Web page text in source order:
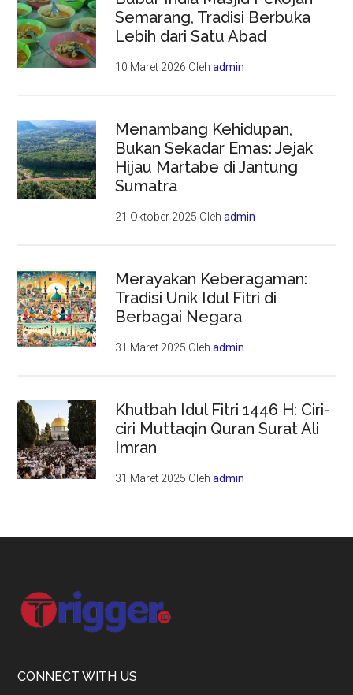
Semarang, Tradisi Berbuka
Lebih dari Satu Abad
10 Maret 2026 Olehadmin
Menambang Kehidupan,
Bukan Sekadar Emas: Jejak
Hijau Martabe di Jantung
Sumatra
21 Oktober 2025 Olehadmin
Merayakan Keberagaman:
Tradisi Unik Idul Fitri di
Berbagai Negara
31 Maret 2025 Olehadmin
Khutbah Idul Fitri 1446 H: Ciri-
ciri Muttaqin Quran Surat Ali
Imran
31 Maret 2025 Olehadmin
Footer
CONNECT WITH US